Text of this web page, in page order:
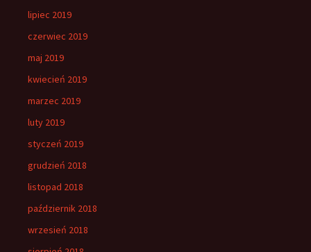
lipiec 2019
czerwiec 2019
maj 2019
kwiecień 2019
marzec 2019
luty 2019
styczeń 2019
grudzień 2018
listopad 2018
październik 2018
wrzesień 2018